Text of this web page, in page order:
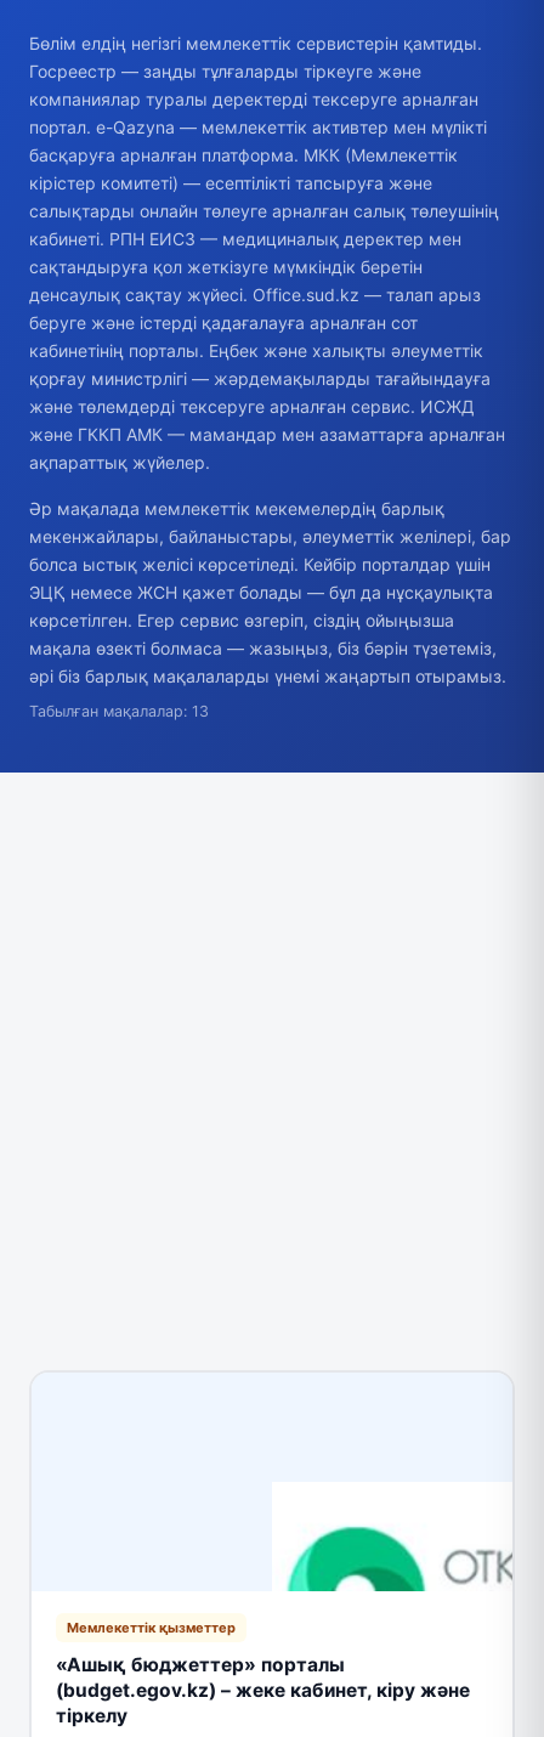
Бөлім елдің негізгі мемлекеттік сервистерін қамтиды.
Госреестр — заңды тұлғаларды тіркеуге және
компаниялар туралы деректерді тексеруге арналған
портал. e-Qazyna — мемлекеттік активтер мен мүлікті
басқаруға арналған платформа. МКК (Мемлекеттік
кірістер комитеті) — есептілікті тапсыруға және
салықтарды онлайн төлеуге арналған салық төлеушінің
кабинеті. РПН ЕИСЗ — медициналық деректер мен
сақтандыруға қол жеткізуге мүмкіндік беретін
денсаулық сақтау жүйесі. Office.sud.kz — талап арыз
беруге және істерді қадағалауға арналған сот
кабинетінің порталы. Еңбек және халықты әлеуметтік
қорғау министрлігі — жәрдемақыларды тағайындауға
және төлемдерді тексеруге арналған сервис. ИСЖД
және ГККП АМК — мамандар мен азаматтарға арналған
ақпараттық жүйелер.
Әр мақалада мемлекеттік мекемелердің барлық
мекенжайлары, байланыстары, әлеуметтік желілері, бар
болса ыстық желісі көрсетіледі. Кейбір порталдар үшін
ЭЦҚ немесе ЖСН қажет болады — бұл да нұсқаулықта
көрсетілген. Егер сервис өзгеріп, сіздің ойыңызша
мақала өзекті болмаса — жазыңыз, біз бәрін түзетеміз,
әрі біз барлық мақалаларды үнемі жаңартып отырамыз.
Табылған мақалалар: 13
Мемлекеттік қызметтер
«Ашық бюджеттер» порталы
(budget.egov.kz) – жеке кабинет, кіру және
тіркелу